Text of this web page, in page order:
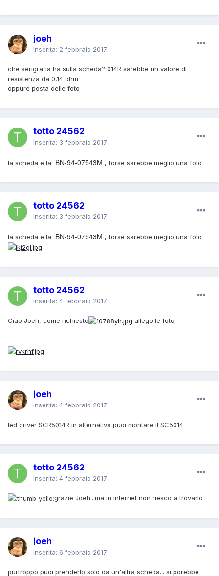
joeh
Inserita: 2 febbraio 2017
che serigrafia ha sulla scheda? 014R sarebbe un valore di
resistenza da 0,14 ohm
oppure posta delle foto
totto 24562
Inserita: 3 febbraio 2017
la scheda e la BN-94-07543M , forse sarebbe meglio una foto
totto 24562
Inserita: 3 febbraio 2017
la scheda e la BN-94-07543M , forse sarebbe meglio una foto
totto 24562
Inserita: 4 febbraio 2017
Ciao Joeh, come richiesto allego le foto
joeh
Inserita: 4 febbraio 2017
led driver SCR5014R in alternativa puoi montare il SC5014
totto 24562
Inserita: 4 febbraio 2017
grazie Joeh...ma in internet non riesco a trovarlo
joeh
Inserita: 6 febbraio 2017
purtroppo puoi prenderlo solo da un'altra scheda... si porebbe